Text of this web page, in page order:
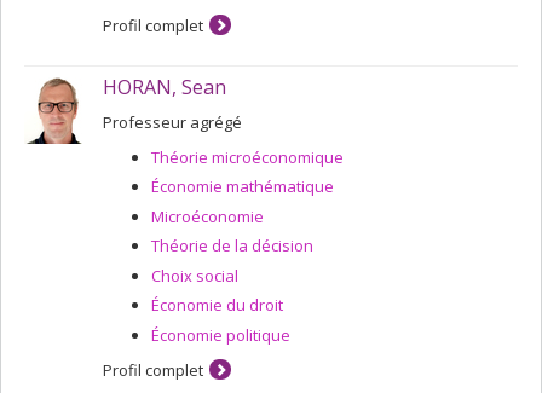
Profil complet
HORAN, Sean
Professeur agrégé
Théorie microéconomique
Économie mathématique
Microéconomie
Théorie de la décision
Choix social
Économie du droit
Économie politique
Profil complet